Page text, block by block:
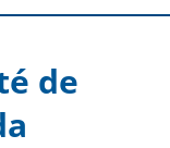
de